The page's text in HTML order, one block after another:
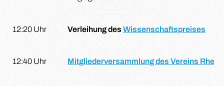
12:20 Uhr Verleihung des Wissenschaftspreises
12:40 Uhr Mitgliederversammlung des Vereins